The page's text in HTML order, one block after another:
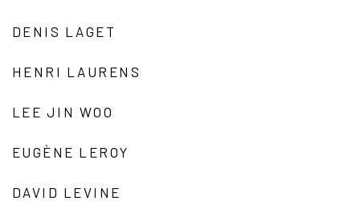
DENIS LAGET
HENRI LAURENS
LEE JIN WOO
EUGÈNE LEROY
DAVID LEVINE